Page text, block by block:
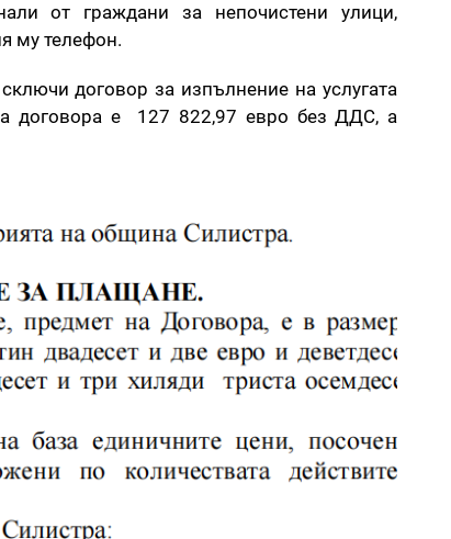
от граждани за непочистени улици,
му телефон.
договор за изпълнение на услугата
договора е 127 822,97 евро без ДДС, а